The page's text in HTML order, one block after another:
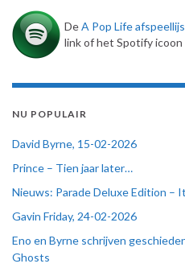
DeA Pop Life
link of het Spotify icoon
NU POPULAIR
David Byrne, 15-02-2026
Prince – Tien jaar later…
Nieuws: Parade Deluxe Edition –
Gavin Friday, 24-02-2026
Eno en Byrne schrijven
Ghosts